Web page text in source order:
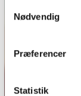
Nødvendig
Præferencer
Statistik